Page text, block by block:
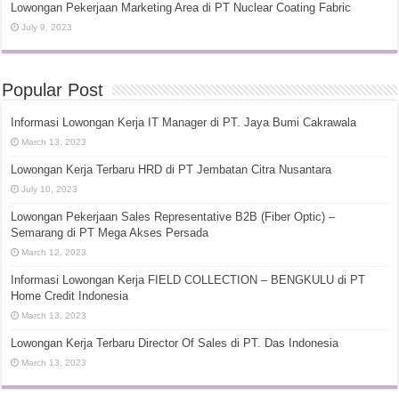
Lowongan Pekerjaan Marketing Area di PT Nuclear Coating Fabric
July 9, 2023
Popular Post
Informasi Lowongan Kerja IT Manager di PT. Jaya Bumi Cakrawala
March 13, 2023
Lowongan Kerja Terbaru HRD di PT Jembatan Citra Nusantara
July 10, 2023
Lowongan Pekerjaan Sales Representative B2B (Fiber Optic) –
Semarang di PT Mega Akses Persada
March 12, 2023
Informasi Lowongan Kerja FIELD COLLECTION – BENGKULU di PT
Home Credit Indonesia
March 13, 2023
Lowongan Kerja Terbaru Director Of Sales di PT. Das Indonesia
March 13, 2023